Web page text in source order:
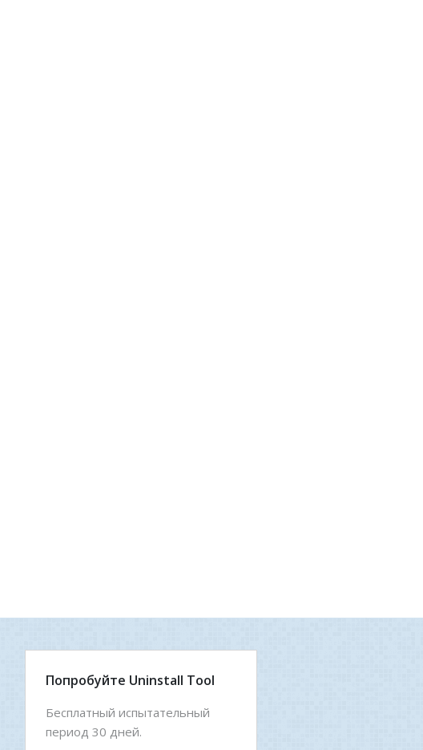
Попробуйте Uninstall Tool
Бесплатный испытательный
период 30 дней.